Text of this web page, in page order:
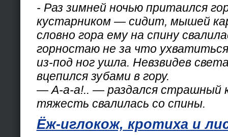
- Раз зимней ночью притаился
кустарником — сидит, мышей
словно гора ему на спину
горностаю не за что
из-под ног ушла. Невзвидев
вцепился зубами в гору.
— А-а-а!.. — раздался страшный
тяжесть свалилась со спины.
Ёж-иглокож, кротиха и